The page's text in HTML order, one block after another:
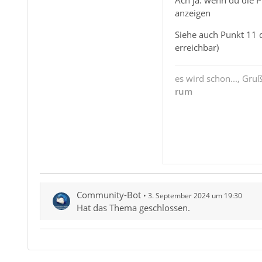
anzeigen
Siehe auch Punkt
erreichbar)
es wird schon..., Gruß
rum
Community-Bot 3. September 2024 um 19:30
Hat das Thema geschlossen.